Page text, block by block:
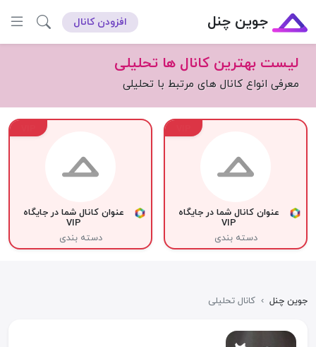
جوین چنل افزودن کانال
لیست بهترین کانال ها تحلیلی
معرفی انواع کانال های مرتبط با تحلیلی
عنوان کانال شما در جایگاه
VIP
دسته بندی
عنوان کانال شما در جایگاه
VIP
دسته بندی
جوین چنل › کانال تحلیلی